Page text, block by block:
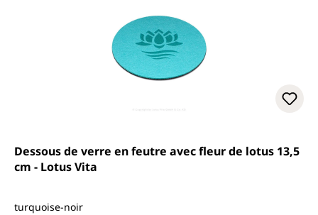
Dessous de verre en feutre avec fleur de lotus 13,5
cm - Lotus Vita
turquoise-noir